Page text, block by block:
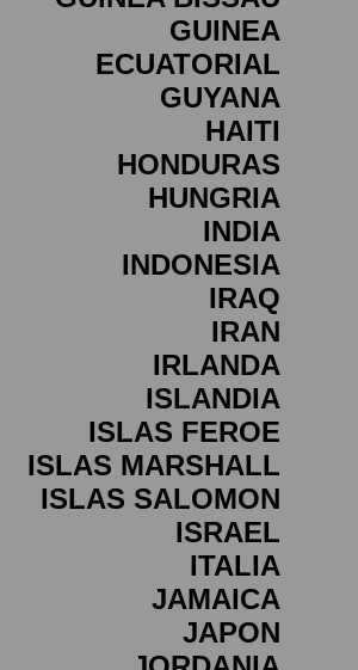
GUINEA
ECUATORIAL
GUYANA
HAITI
HONDURAS
HUNGRIA
INDIA
INDONESIA
IRAQ
IRAN
IRLANDA
ISLANDIA
ISLAS FEROE
ISLAS MARSHALL
ISLAS SALOMON
ISRAEL
ITALIA
JAMAICA
JAPON